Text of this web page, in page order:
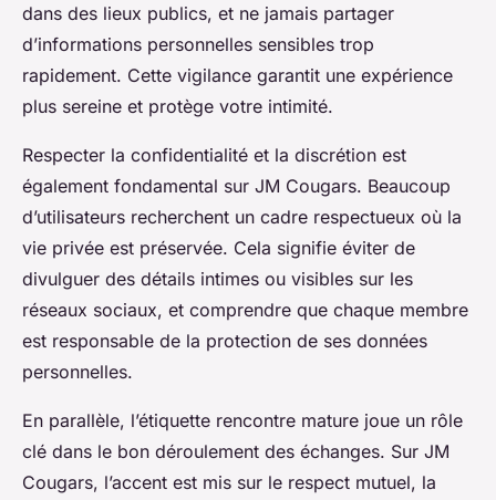
dans des lieux publics, et ne jamais partager
d’informations personnelles sensibles trop
rapidement. Cette vigilance garantit une expérience
plus sereine et protège votre intimité.
Respecter la confidentialité et la discrétion est
également fondamental sur JM Cougars. Beaucoup
d’utilisateurs recherchent un cadre respectueux où la
vie privée est préservée. Cela signifie éviter de
divulguer des détails intimes ou visibles sur les
réseaux sociaux, et comprendre que chaque membre
est responsable de la protection de ses données
personnelles.
En parallèle, l’étiquette rencontre mature joue un rôle
clé dans le bon déroulement des échanges. Sur JM
Cougars, l’accent est mis sur le respect mutuel, la